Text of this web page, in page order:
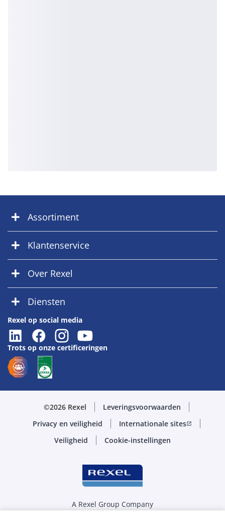
Assortiment
Klantenservice
Over Rexel
Diensten
Rexel op social media
Trots op onze certificeringen
©2026 Rexel
Leveringsvoorwaarden
Privacy en veiligheid
Internationale sitesopen_in_new
Veiligheid Cookie-instellingen
A Rexel Group Company